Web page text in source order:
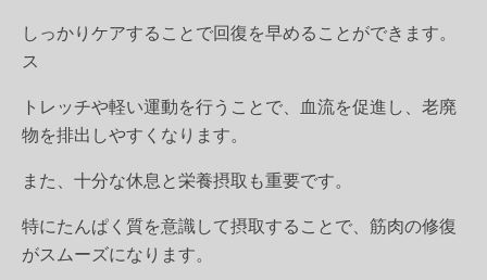
しっかりケアすることで回復を早めることができます。
ス
トレッチや軽い運動を行うことで、血流を促進し、老廃
物を排出しやすくなります。
また、十分な休息と栄養摂取も重要です。
特にたんぱく質を意識して摂取することで、筋肉の修復
がスムーズになります。